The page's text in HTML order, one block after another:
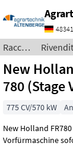
dei
Annunci
Baujahr: 2018 -
2019 - 10 Reihen
Reihe (750cm
- Reihent
Raccolto
agricolo
/ New
Holland
New
780 (Stage
775 CV/570 kW
New Holland FR780
Vorfürmaschine